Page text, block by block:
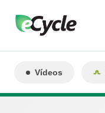
Vídeos